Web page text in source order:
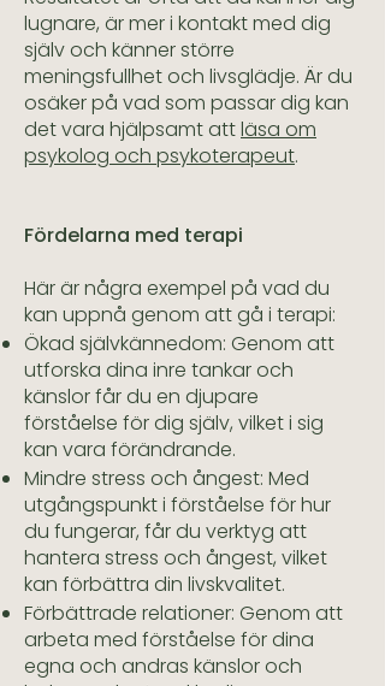
lugnare, är mer i kontakt med dig
själv och känner större
meningsfullhet och livsglädje. Är du
osäker på vad som passar dig kan
det vara hjälpsamt attläsa om
psykolog och psykoterapeut.
Fördelarna med terapi
Här är några exempel på vad du
kan uppnå genom att gå i terapi:
Ökad självkännedom: Genom att
utforska dina inre tankar och
känslor får du en djupare
förståelse för dig själv, vilket i sig
kan vara förändrande.
Mindre stress och ångest: Med
utgångspunkt i förståelse för hur
du fungerar, får du verktyg att
hantera stress och ångest, vilket
kan förbättra din livskvalitet.
Förbättrade relationer: Genom att
arbeta med förståelse för dina
egna och andras känslor och